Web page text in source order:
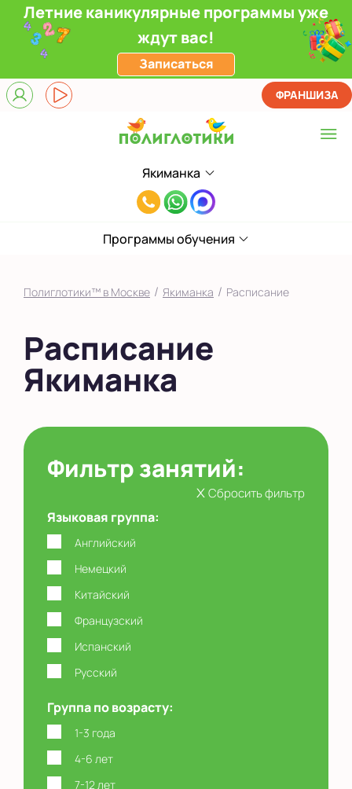
Летние каникулярные программы уже
ждут вас!
Записаться
Якиманка
Выберите центр
Верхние Лихоборы
ЖК Прокшино
Фили
Якиманка
в Южном Бутово
на Домодедовской
на Коломенской
в Московской
области
Показать на карте
8(495)985-
78
ФРАНШИЗА
Программы обучения
Полиглотики™ в Москве / Якиманка / Расписание
Расписание
Якиманка
Фильтр занятий:
xСбросить фильтр
Языковая группа:
Английский
Немецкий
Китайский
Французский
Испанский
Русский
Группа по возрасту:
1-3 года
4-6 лет
7-12 лет